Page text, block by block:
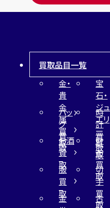
買取品目一覧
金・
貴
金
属
買
取
宝
石・
ジュ
エリ
ー
買
取
バッ
グ
買
取
時
計
買
取
お酒
買
取
財
布
買
取
服
買
取
切
手
買
取
金
古